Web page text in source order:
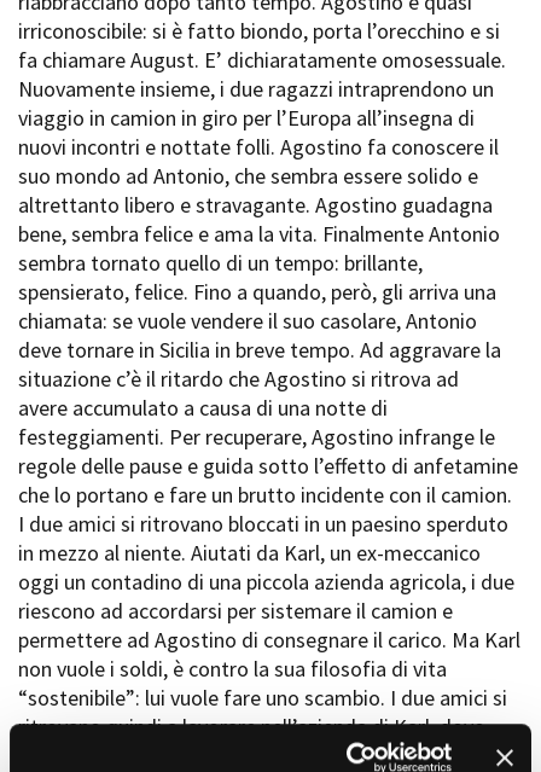
NEWS
CASTING
Amministrazione trasparente
Bandi e gare
Contatti
Privacy
Cookie policy
Whistleblowing
Credits
irriconoscibile: si è fatto biondo, porta l’orecchino e si
fa chiamare August. E’ dichiaratamente omosessuale.
Nuovamente insieme, i due ragazzi intraprendono un
viaggio in camion in giro per l’Europa all’insegna di
nuovi incontri e nottate folli. Agostino fa conoscere il
suo mondo ad Antonio, che sembra essere solido e
altrettanto libero e stravagante. Agostino guadagna
bene, sembra felice e ama la vita. Finalmente Antonio
sembra tornato quello di un tempo: brillante,
spensierato, felice. Fino a quando, però, gli arriva una
chiamata: se vuole vendere il suo casolare, Antonio
deve tornare in Sicilia in breve tempo. Ad aggravare la
situazione c’è il ritardo che Agostino si ritrova ad
avere accumulato a causa di una notte di
festeggiamenti. Per recuperare, Agostino infrange le
regole delle pause e guida sotto l’effetto di anfetamine
che lo portano e fare un brutto incidente con il camion.
I due amici si ritrovano bloccati in un paesino sperduto
in mezzo al niente. Aiutati da Karl, un ex-meccanico
oggi un contadino di una piccola azienda agricola, i due
riescono ad accordarsi per sistemare il camion e
permettere ad Agostino di consegnare il carico. Ma Karl
non vuole i soldi, è contro la sua filosofia di vita
“sostenibile”: lui vuole fare uno scambio. I due amici si
ritrovano quindi a lavorare nell’azienda di Karl, dove
rievocano i ricordi del passato e i problemi che li